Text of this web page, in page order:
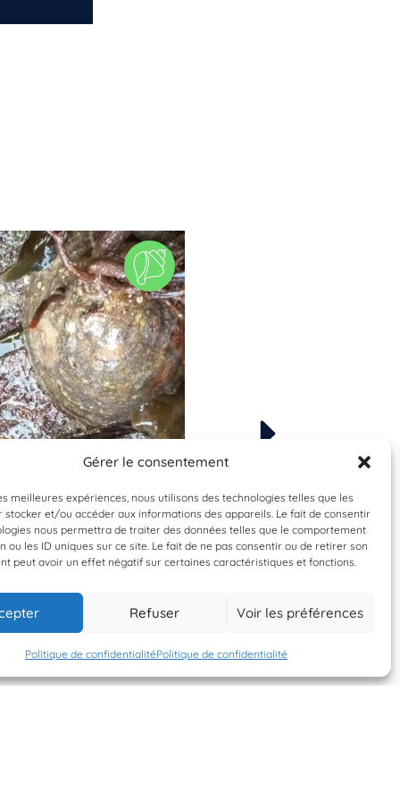
Gérer le consentement
meilleures expériences, nous utilisons des technologies telles que les
stocker et/ou accéder aux informations des appareils. Le fait de consentir
nous permettra de traiter des données telles que le comportement
ou les ID uniques sur ce site. Le fait de ne pas consentir ou de retirer son
peut avoir un effet négatif sur certaines caractéristiques et fonctions.
Refuser Voir les préférences
Politique de confidentialitéPolitique de confidentialité
Patella sp.
Patelle
À valider
Littorina fabalis/
Littorine fabalis/
ABCplouguerneau